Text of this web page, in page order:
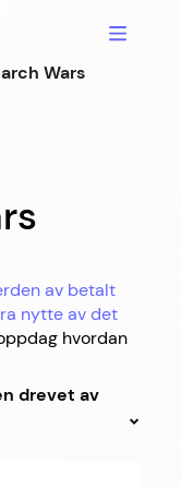
Wars
av betalt
nytte av det
hvordan
drevet av